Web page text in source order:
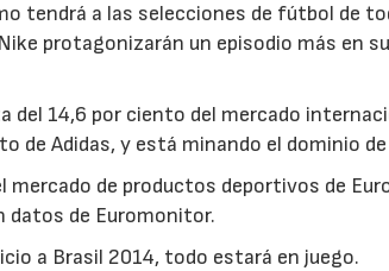
tendrá a las selecciones de fútbol de
protagonizarán un episodio más en
del 14,6 por ciento del mercado
de Adidas, y está minando el dominio
mercado de productos deportivos de
datos de Euromonitor.
a Brasil 2014, todo estará en juego.